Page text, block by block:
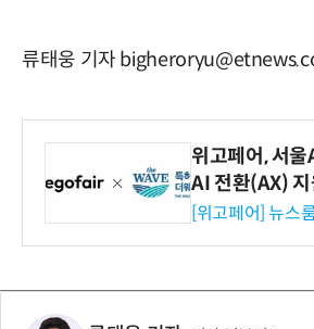
류태웅 기자
위고페어, 서
AI 전환(AX)
시엄 선정
[위고페어] 뉴스